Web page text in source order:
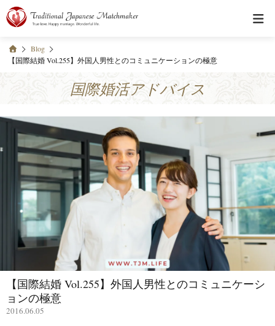
Blog
【国際結婚 Vol.255】外国人男性とのコミュニケーションの極意
国際婚活アドバイス
【国際結婚 Vol.255】外国人男性とのコミュニケーシ
ョンの極意
2016.06.05